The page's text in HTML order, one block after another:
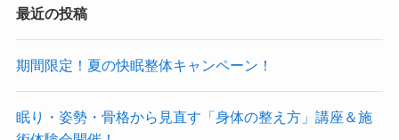
最近の投稿
期間限定！夏の快眠整体キャンペーン！
眠り・姿勢・骨格から見直す「身体の整え方」講座＆施